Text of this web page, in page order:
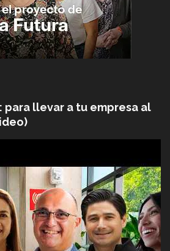
para llevar a tu empresa al